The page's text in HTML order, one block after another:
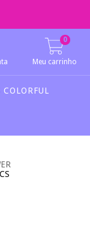
Meu carrinho
0